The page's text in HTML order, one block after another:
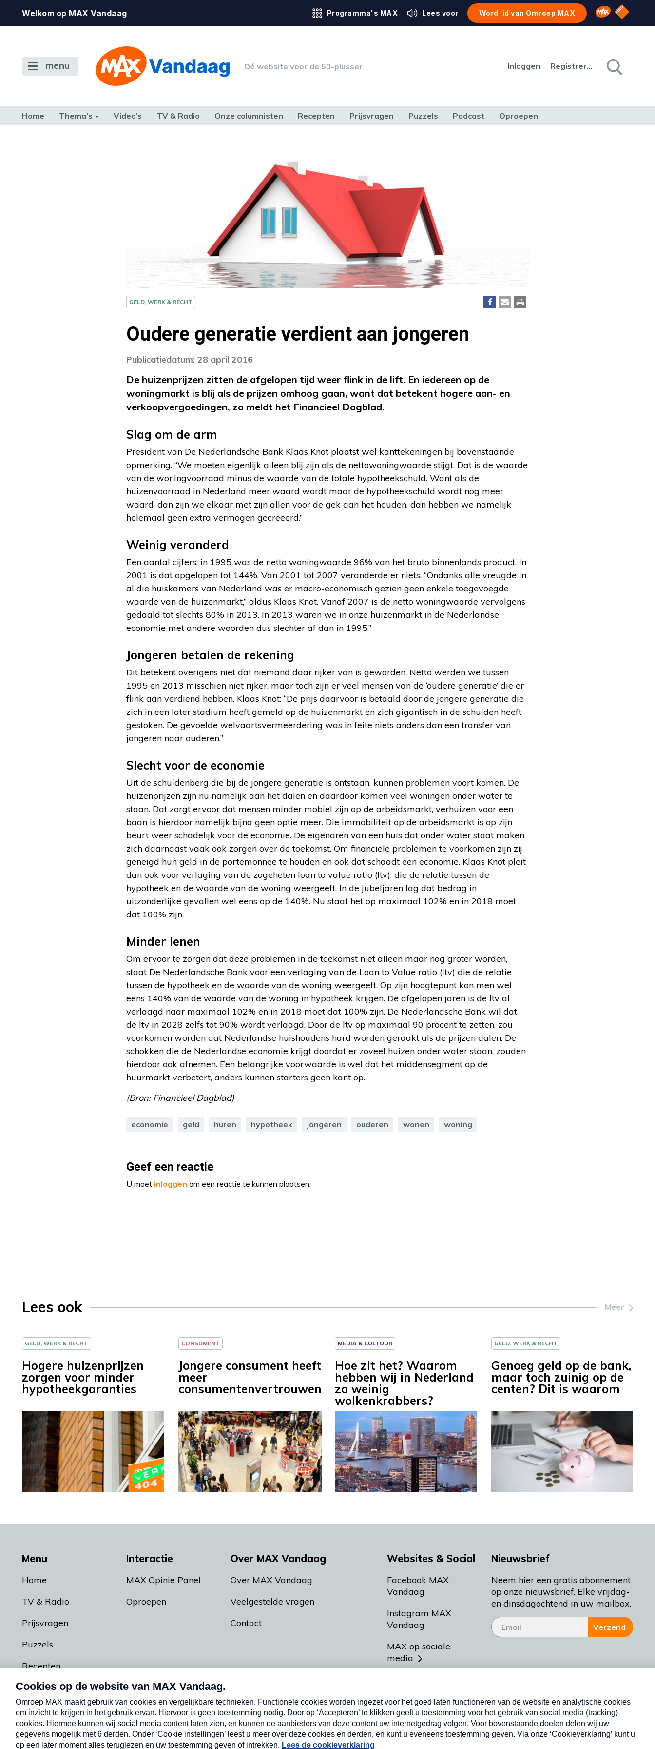
Welkom op MAX Vandaag Programma's MAX Lees voor Word lid van Omroep MAX Omroep MAX
NPO
menu Dé website voor de 50-plusser Inloggen Registreren
Home Thema’s Video’s TV & Radio Onze columnisten Recepten Prijsvragen Puzzels Podcast Oproepen
GELD, WERK & RECHT
Oudere generatie verdient aan jongeren
Publicatiedatum: 28 april 2016
De huizenprijzen zitten de afgelopen tijd weer flink in de lift. En iedereen op de
woningmarkt is blij als de prijzen omhoog gaan, want dat betekent hogere aan- en
verkoopvergoedingen, zo meldt het Financieel Dagblad.
Slag om de arm
President van De Nederlandsche Bank Klaas Knot plaatst wel kanttekeningen bij bovenstaande
opmerking. “We moeten eigenlijk alleen blij zijn als de nettowoningwaarde stijgt. Dat is de waarde
van de woningvoorraad minus de waarde van de totale hypotheekschuld. Want als de
huizenvoorraad in Nederland meer waard wordt maar de hypotheekschuld wordt nog meer
waard, dan zijn we elkaar met zijn allen voor de gek aan het houden, dan hebben we namelijk
helemaal geen extra vermogen gecreëerd.”
Weinig veranderd
Een aantal cijfers: in 1995 was de netto woningwaarde 96% van het bruto binnenlands product. In
2001 is dat opgelopen tot 144%. Van 2001 tot 2007 veranderde er niets. “Ondanks alle vreugde in
al die huiskamers van Nederland was er macro-economisch gezien geen enkele toegevoegde
waarde van de huizenmarkt,” aldus Klaas Knot. Vanaf 2007 is de netto woningwaarde vervolgens
gedaald tot slechts 80% in 2013. In 2013 waren we in onze huizenmarkt in de Nederlandse
economie met andere woorden dus slechter af dan in 1995.”
Jongeren betalen de rekening
Dit betekent overigens niet dat niemand daar rijker van is geworden. Netto werden we tussen
1995 en 2013 misschien niet rijker, maar toch zijn er veel mensen van de ‘oudere generatie’ die er
flink aan verdiend hebben. Klaas Knot: “De prijs daarvoor is betaald door de jongere generatie die
zich in een later stadium heeft gemeld op de huizenmarkt en zich gigantisch in de schulden heeft
gestoken. De gevoelde welvaartsvermeerdering was in feite niets anders dan een transfer van
jongeren naar ouderen.”
Slecht voor de economie
Uit de schuldenberg die bij de jongere generatie is ontstaan, kunnen problemen voort komen. De
huizenprijzen zijn nu namelijk aan het dalen en daardoor komen veel woningen onder water te
staan. Dat zorgt ervoor dat mensen minder mobiel zijn op de arbeidsmarkt, verhuizen voor een
baan is hierdoor namelijk bijna geen optie meer. Die immobiliteit op de arbeidsmarkt is op zijn
beurt weer schadelijk voor de economie. De eigenaren van een huis dat onder water staat maken
zich daarnaast vaak ook zorgen over de toekomst. Om financiële problemen te voorkomen zijn zij
geneigd hun geld in de portemonnee te houden en ook dat schaadt een economie. Klaas Knot pleit
dan ook voor verlaging van de zogeheten loan to value ratio (ltv), die de relatie tussen de
hypotheek en de waarde van de woning weergeeft. In de jubeljaren lag dat bedrag in
uitzonderlijke gevallen wel eens op de 140%. Nu staat het op maximaal 102% en in 2018 moet
dat 100% zijn.
Minder lenen
Om ervoor te zorgen dat deze problemen in de toekomst niet alleen maar nog groter worden,
staat De Nederlandsche Bank voor een verlaging van de Loan to Value ratio (ltv) die de relatie
tussen de hypotheek en de waarde van de woning weergeeft. Op zijn hoogtepunt kon men wel
eens 140% van de waarde van de woning in hypotheek krijgen. De afgelopen jaren is de ltv al
verlaagd naar maximaal 102% en in 2018 moet dat 100% zijn. De Nederlandsche Bank wil dat
de ltv in 2028 zelfs tot 90% wordt verlaagd. Door de ltv op maximaal 90 procent te zetten, zou
voorkomen worden dat Nederlandse huishoudens hard worden geraakt als de prijzen dalen. De
schokken die de Nederlandse economie krijgt doordat er zoveel huizen onder water staan, zouden
hierdoor ook afnemen. Een belangrijke voorwaarde is wel dat het middensegment op de
huurmarkt verbetert, anders kunnen starters geen kant op.
(Bron: Financieel Dagblad)
economie geld huren hypotheek jongeren ouderen wonen woning
Geef een reactie
U moet inloggen om een reactie te kunnen plaatsen.
Lees ook Meer
GELD, WERK & RECHT
Hogere huizenprijzen
zorgen voor minder
hypotheekgaranties
CONSUMENT
Jongere consument heeft
meer
consumentenvertrouwen
MEDIA & CULTUUR
Hoe zit het? Waarom
hebben wij in Nederland
zo weinig
wolkenkrabbers?
GELD, WERK & RECHT
Genoeg geld op de bank,
maar toch zuinig op de
centen? Dit is waarom
Menu
Home
TV & Radio
Prijsvragen
Puzzels
Recepten
Podcasts
Interactie
MAX Opinie Panel
Oproepen
Over MAX Vandaag
Over MAX Vandaag
Veelgestelde vragen
Contact
Websites & Social
Facebook MAX
Vandaag
Instagram MAX
Vandaag
MAX op sociale
media
Meldpunt Actueel
Heel Holland Bakt
Nieuwsbrief
Neem hier een gratis abonnement
op onze nieuwsbrief. Elke vrijdag-
en dinsdagochtend in uw mailbox.
Verzend
Nieuwsbrief
Neem hier een gratis abonnement op onze